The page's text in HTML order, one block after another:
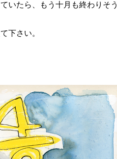
いたら、もう十月も終わりそう
下さい。